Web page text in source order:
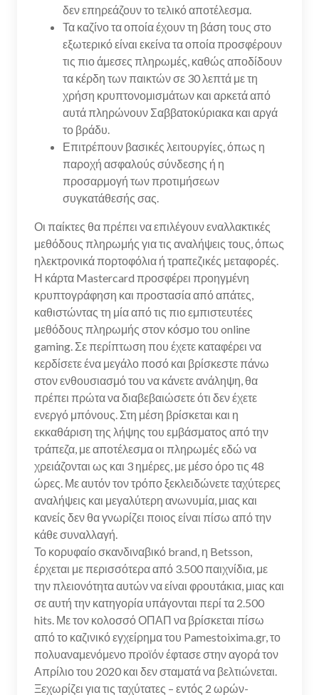
δεν επηρεάζουν το τελικό αποτέλεσμα.
Τα καζίνο τα οποία έχουν τη βάση τους στο
εξωτερικό είναι εκείνα τα οποία προσφέρουν
τις πιο άμεσες πληρωμές, καθώς αποδίδουν
τα κέρδη των παικτών σε 30 λεπτά με τη
χρήση κρυπτονομισμάτων και αρκετά από
αυτά πληρώνουν Σαββατοκύριακα και αργά
το βράδυ.
Επιτρέπουν βασικές λειτουργίες, όπως η
παροχή ασφαλούς σύνδεσης ή η
προσαρμογή των προτιμήσεων
συγκατάθεσής σας.
Οι παίκτες θα πρέπει να επιλέγουν εναλλακτικές
μεθόδους πληρωμής για τις αναλήψεις τους, όπως
ηλεκτρονικά πορτοφόλια ή τραπεζικές μεταφορές.
Η κάρτα Mastercard προσφέρει προηγμένη
κρυπτογράφηση και προστασία από απάτες,
καθιστώντας τη μία από τις πιο εμπιστευτέες
μεθόδους πληρωμής στον κόσμο του online
gaming. Σε περίπτωση που έχετε καταφέρει να
κερδίσετε ένα μεγάλο ποσό και βρίσκεστε πάνω
στον ενθουσιασμό του να κάνετε ανάληψη, θα
πρέπει πρώτα να διαβεβαιώσετε ότι δεν έχετε
ενεργό μπόνους. Στη μέση βρίσκεται και η
εκκαθάριση της λήψης του εμβάσματος από την
τράπεζα, με αποτέλεσμα οι πληρωμές εδώ να
χρειάζονται ως και 3 ημέρες, με μέσο όρο τις 48
ώρες. Με αυτόν τον τρόπο ξεκλειδώνετε ταχύτερες
αναλήψεις και μεγαλύτερη ανωνυμία, μιας και
κανείς δεν θα γνωρίζει ποιος είναι πίσω από την
κάθε συναλλαγή.
Το κορυφαίο σκανδιναβικό brand, η Betsson,
έρχεται με περισσότερα από 3.500 παιχνίδια, με
την πλειονότητα αυτών να είναι φρουτάκια, μιας και
σε αυτή την κατηγορία υπάγονται περί τα 2.500
hits. Με τον κολοσσό ΟΠΑΠ να βρίσκεται πίσω
από το καζινικό εγχείρημα του Pamestoixima.gr, το
πολυαναμενόμενο προϊόν έφτασε στην αγορά τον
Απρίλιο του 2020 και δεν σταματά να βελτιώνεται.
Ξεχωρίζει για τις ταχύτατες – εντός 2 ωρών-